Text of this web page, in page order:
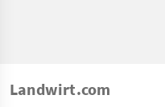
Landwirt.com